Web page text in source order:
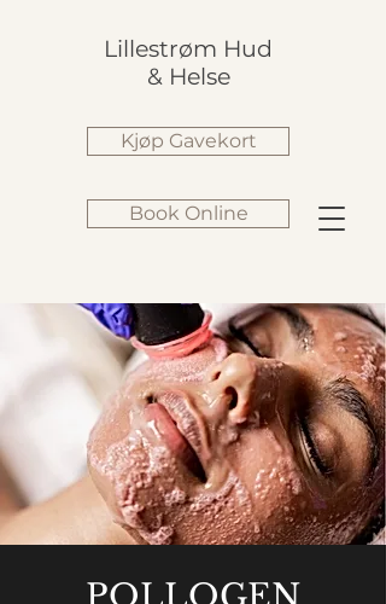
Book Online
Lillestrøm Hud
& Helse
Kjøp Gavekort